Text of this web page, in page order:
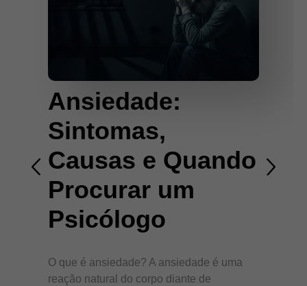
Ansiedade:
Sintomas,
Causas e Quando
Procurar um
Psicólogo
O que é ansiedade? A ansiedade é uma
reação natural do corpo diante de